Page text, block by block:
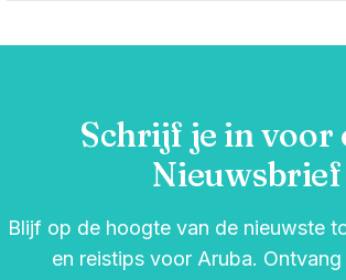
Schrijf je in voor
Nieuwsbrief
Blijf op de hoogte van de nieuwste
en reistips voor Aruba.